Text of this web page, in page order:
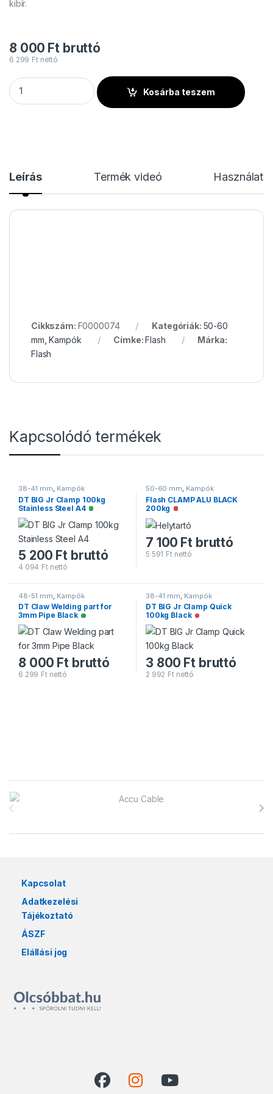
kibír.
8 000 Ft bruttó
6 299 Ft nettó
Flash CLAMP ALU HINGE 50kg mennyiség
Kosárba teszem
Leírás Termék videó Használati
Cikkszám: F0000074 Kategóriák: 50-60
mm ,Kampók Címke:Flash
Márka:
Flash
Kapcsolódó termékek
38-41 mm, Kampók
DT BIG Jr Clamp 100kg
Stainless Steel A4 Elérhető
5 200 Ft bruttó
4 094 Ft nettó
50-60 mm, Kampók
Flash CLAMP ALU BLACK
200kg Nincs raktáron
7 100 Ft bruttó
5 591 Ft nettó
48-51 mm Kampók
DT Claw Welding part for
3mm Pipe Black Elérhető
8 000 Ft bruttó
6 299 Ft nettó
38-41 mm Kampók
DT BIG Jr Clamp Quick
100kg Black Nincs raktáron
3 800 Ft bruttó
2 992 Ft nettó
Márkák karusszel
Kapcsolat
Adatkezelési
Tájékoztató
ÁSZF
Elállási jog